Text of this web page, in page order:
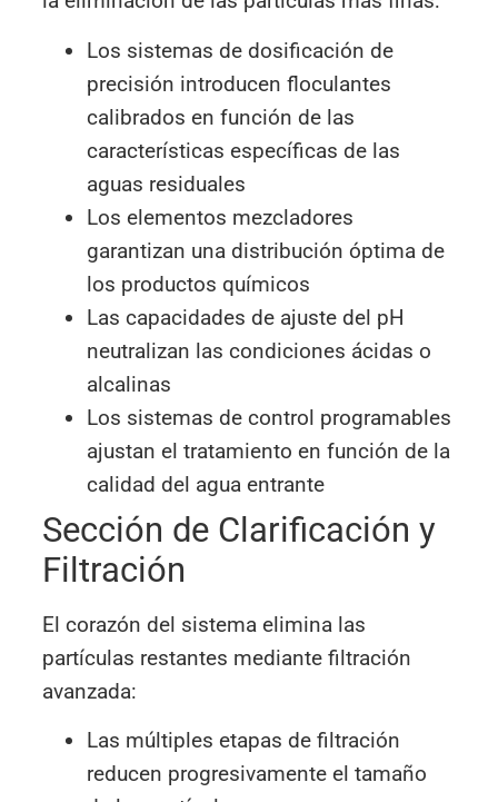
Los sistemas de dosificación de
precisión introducen floculantes
calibrados en función de las
características específicas de las
aguas residuales
Los elementos mezcladores
garantizan una distribución óptima de
los productos químicos
Las capacidades de ajuste del pH
neutralizan las condiciones ácidas o
alcalinas
Los sistemas de control programables
ajustan el tratamiento en función de la
calidad del agua entrante
Sección de Clarificación y
Filtración
El corazón del sistema elimina las
partículas restantes mediante filtración
avanzada:
Las múltiples etapas de filtración
reducen progresivamente el tamaño